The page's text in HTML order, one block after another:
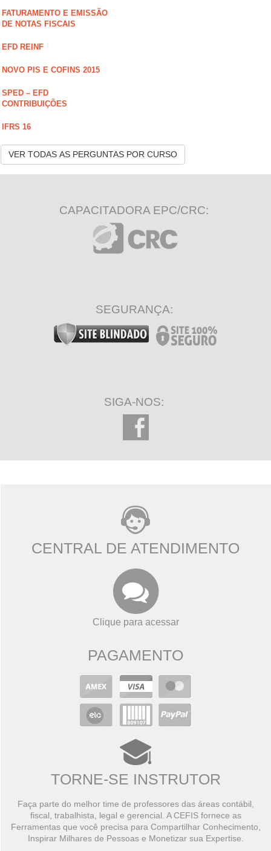
FATURAMENTO E EMISSÃO
DE NOTAS FISCAIS
EFD REINF
NOVO PIS E COFINS 2015
SPED – EFD
CONTRIBUIÇÕES
IFRS 16
VER TODAS AS PERGUNTAS POR CURSO
CAPACITADORA EPC/CRC:
SEGURANÇA:
SIGA-NOS:
CENTRAL DE ATENDIMENTO
Clique para acessar
PAGAMENTO
TORNE-SE INSTRUTOR
Faça parte do melhor time de professores das áreas contábil,
fiscal, trabalhista, legal e gerencial. A CEFIS fornece as
Ferramentas que você precisa para Compartilhar Conhecimento,
Inspirar Milhares de Pessoas e Monetizar sua Expertise.